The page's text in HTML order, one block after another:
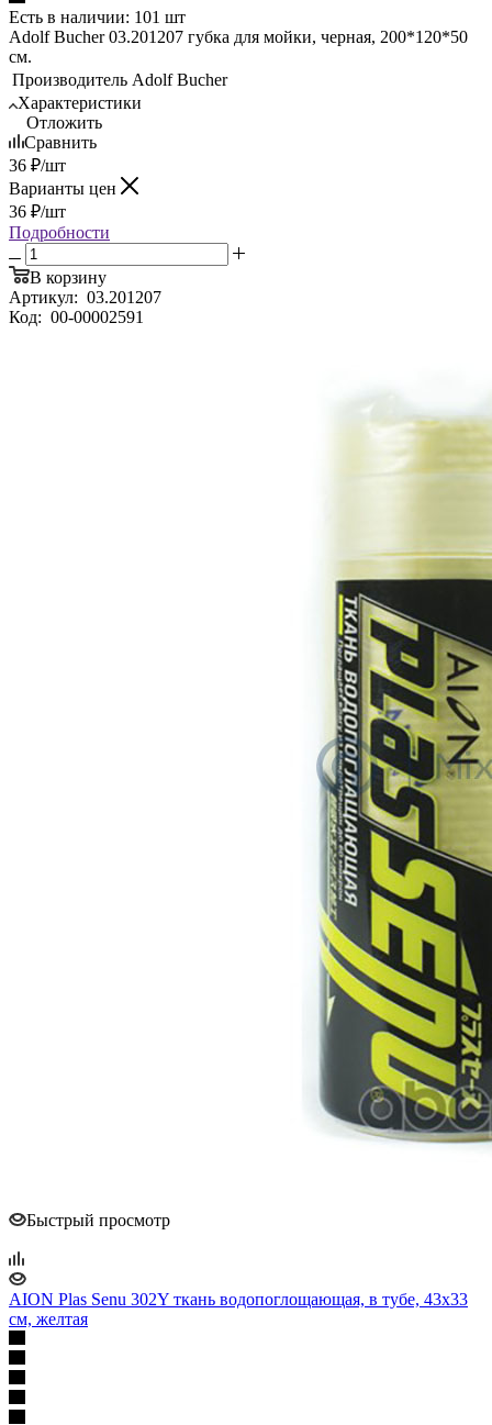
Есть в наличии: 101 шт
Adolf Bucher 03.201207 губка для мойки, черная, 200*120*50
см.
Производитель Adolf Bucher
Характеристики
Отложить
Сравнить
36 ₽/шт
Варианты цен
36 ₽/шт
Подробности
В корзину
Артикул: 03.201207
Код: 00-00002591
Быстрый просмотр
AION Plas Senu 302Y ткань водопоглощающая, в тубе, 43х33
см, желтая